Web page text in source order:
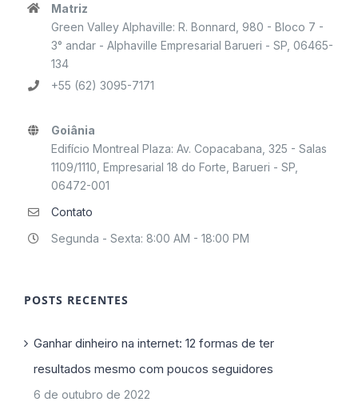
Matriz
Green Valley Alphaville: R. Bonnard, 980 - Bloco 7 -
3° andar - Alphaville Empresarial Barueri - SP, 06465-
134
+55 (62) 3095-7171
Goiânia
Edifício Montreal Plaza: Av. Copacabana, 325 - Salas
1109/1110, Empresarial 18 do Forte, Barueri - SP,
06472-001
Contato
Segunda - Sexta: 8:00 AM - 18:00 PM
POSTS RECENTES
Ganhar dinheiro na internet: 12 formas de ter
resultados mesmo com poucos seguidores
6 de outubro de 2022